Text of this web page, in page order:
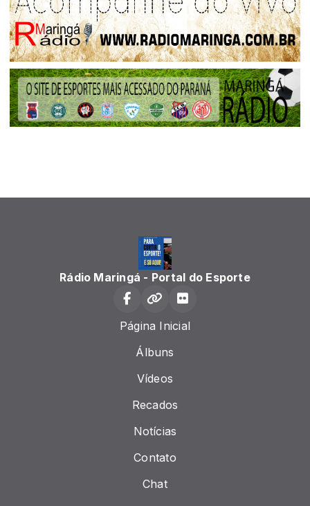
Rádio Maringá - Portal do Esporte
Página Inicial
Álbuns
Vídeos
Recados
Notícias
Contato
Chat